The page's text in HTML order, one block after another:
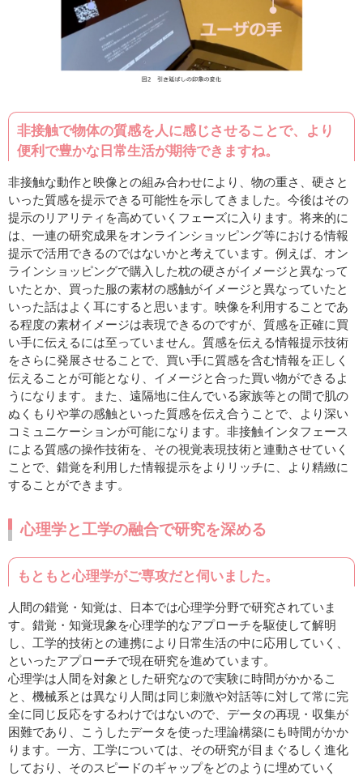
非接触で物体の質感を人に感じさせることで、より
便利で豊かな日常生活が期待できますね。
非接触な動作と映像との組み合わせにより、物の重さ、硬さと
いった質感を提示できる可能性を示してきました。今後はその
提示のリアリティを高めていくフェーズに入ります。将来的に
は、一連の研究成果をオンラインショッピング等における情報
提示で活用できるのではないかと考えています。例えば、オン
ラインショッピングで購入した枕の硬さがイメージと異なって
いたとか、買った服の素材の感触がイメージと異なっていたと
いった話はよく耳にすると思います。映像を利用することであ
る程度の素材イメージは表現できるのですが、質感を正確に買
い手に伝えるには至っていません。質感を伝える情報提示技術
をさらに発展させることで、買い手に質感を含む情報を正しく
伝えることが可能となり、イメージと合った買い物ができるよ
うになります。また、遠隔地に住んでいる家族等との間で肌の
ぬくもりや掌の感触といった質感を伝え合うことで、より深い
コミュニケーションが可能になります。非接触インタフェース
による質感の操作技術を、その視覚表現技術と連動させていく
ことで、錯覚を利用した情報提示をよりリッチに、より精緻に
することができます。
心理学と工学の融合で研究を深める
もともと心理学がご専攻だと伺いました。
人間の錯覚・知覚は、日本では心理学分野で研究されていま
す。錯覚・知覚現象を心理学的なアプローチを駆使して解明
し、工学的技術との連携により日常生活の中に応用していく、
といったアプローチで現在研究を進めています。
心理学は人間を対象とした研究なので実験に時間がかかるこ
と、機械系とは異なり人間は同じ刺激や対話等に対して常に完
全に同じ反応をするわけではないので、データの再現・収集が
困難であり、こうしたデータを使った理論構築にも時間がかか
ります。一方、工学については、その研究が目まぐるしく進化
しており、そのスピードのギャップをどのように埋めていく